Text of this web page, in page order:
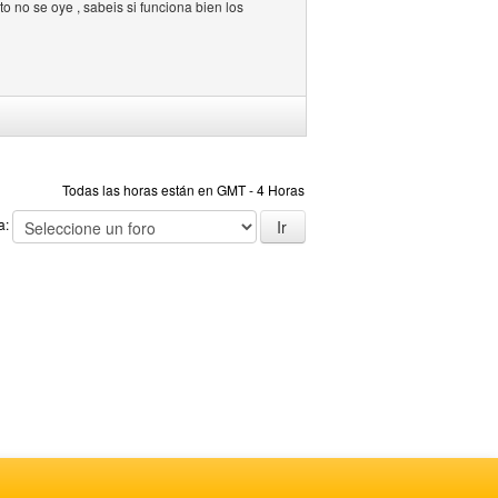
no se oye , sabeis si funciona bien los
Todas las horas están en GMT - 4 Horas